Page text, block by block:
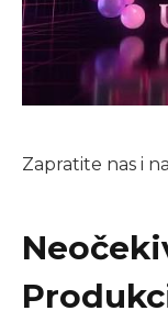
Zapratite nas i na